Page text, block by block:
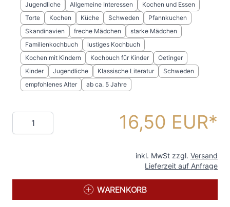
Jugendliche
Allgemeine Interessen
Kochen und Essen
Torte
Kochen Küche Schweden
Pfannkuchen
Skandinavien
freche Mädchen
starke Mädchen
Familienkochbuch
lustiges Kochbuch
Kochen mit Kindern
Kochbuch für Kinder
Oetinger
Kinder
Jugendliche Klassische Literatur
Schweden
empfohlenes Alter
ab ca. 5 Jahre
Menge 16,50 EUR
inkl. MwSt zzgl. Versand
Lieferzeit auf Anfrage
WARENKORB